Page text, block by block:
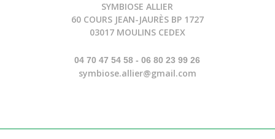
SYMBIOSE ALLIER
60 COURS JEAN-JAURÈS BP 1727
03017 MOULINS CEDEX
04 70 47 54 58 - 06 80 23 99 26
symbiose.allier@gmail.com